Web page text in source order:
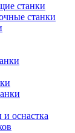
станки
станки
оснастка